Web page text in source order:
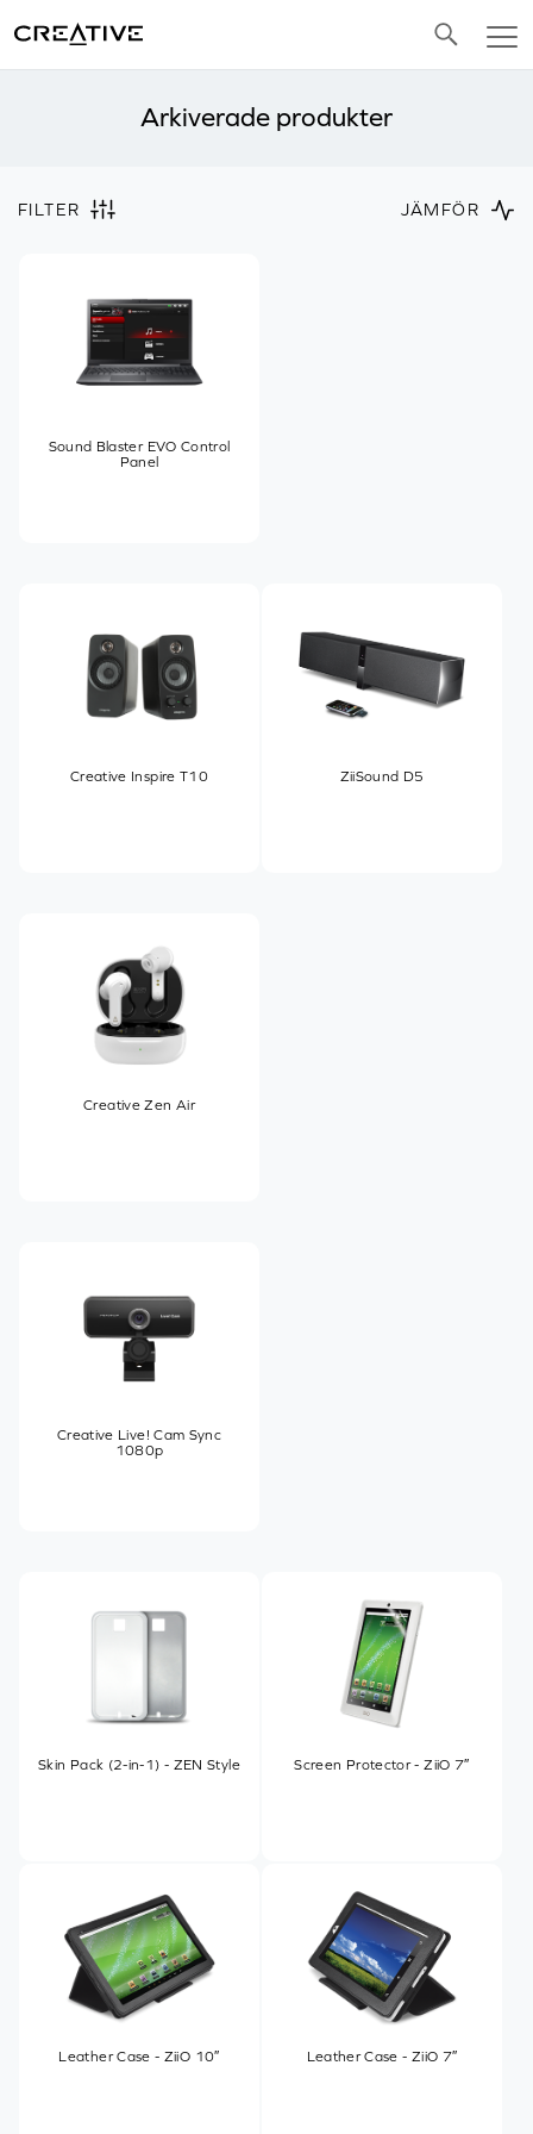
Arkiverade produkter
FILTER JÄMFÖR
Sound Blaster EVO Control
Panel
Creative Inspire T10 ZiiSound D5
Creative Zen Air
Creative Live! Cam Sync
1080p
Skin Pack (2-in-1) - ZEN Style Screen Protector - ZiiO 7″
Leather Case - ZiiO 10″ Leather Case - ZiiO 7″